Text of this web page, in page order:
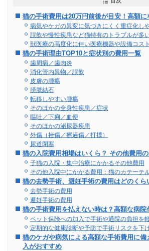
猫の手術費用は20万円前後が目安！高額
病気やケガの異変に気づきにくく重症化し
誤飲や慢性疾患など猫特有のトラブルが多
獣医療の高度化に伴い医療機器や設備コス
猫の手術理由TOP10と症状別の費用一覧
歯周病／歯肉炎
消化管内異物／誤飲
皮膚の腫瘍
膀胱結石
転移しやすい腫瘍
そのほかの全身性疾患／症状
嘔吐／下痢／血便
そのほかの泌尿器疾患
外傷（挫傷／擦過傷／打撲）
尿道閉塞
猫の入院費用相場はいくら？ その他費用
子猫の入院・集中治療にかかるその他費用
その他入院中にかかる費用：猫のカテーテ
猫の去勢手術、避妊手術の費用はどのくら
去勢手術の費用
避妊手術の費用
猫の手術費用を払えない時は？高額な病
ペット保険への加入で手術や通院の負担を
定期的な健康診断や予防で手術リスクを下
猫のケガや病気による高額な手術費用に
入がおすすめ